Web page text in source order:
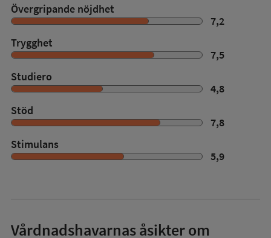
Övergripande nöjdhet
7,2
Trygghet
7,5
Studiero
4,8
Stöd
7,8
Stimulans
5,9
Vårdnadshavarnas åsikter om